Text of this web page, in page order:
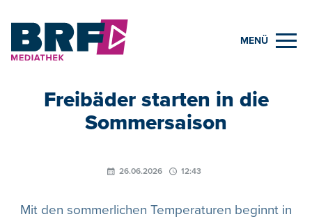
MENÜ
Freibäder starten in die
Sommersaison
26.06.2026 12:43
Mit den sommerlichen Temperaturen beginnt in